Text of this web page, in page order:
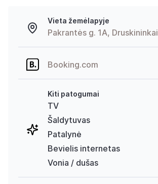
Vieta žemėlapyje
Pakrantės g. 1A, Druskininkai
Booking.com
Kiti patogumai
TV
Šaldytuvas
Patalynė
Bevielis internetas
Vonia / dušas